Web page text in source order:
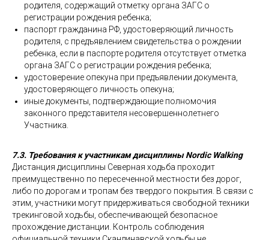
родителя, содержащий отметку органа ЗАГС о
регистрации рождения ребенка;
паспорт гражданина РФ, удостоверяющий личность
родителя, с предъявлением свидетельства о рождении
ребенка, если в паспорте родителя отсутствует отметка
органа ЗАГС о регистрации рождения ребенка;
удостоверение опекуна при предъявлении документа,
удостоверяющего личность опекуна;
иные документы, подтверждающие полномочия
законного представителя несовершеннолетнего
Участника.
7.3. Требования к участникам дисциплиныNordic Walking
Дистанция дисциплины Северная ходьба проходит
преимущественно по пересеченной местности без дорог,
либо по дорогам и тропам без твердого покрытия. В связи с
этим, участники могут придерживаться свободной техники
трекинговой ходьбы, обеспечивающей безопасное
прохождение дистанции. Контроль соблюдения